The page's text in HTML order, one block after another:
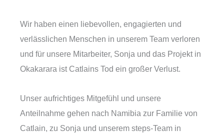
Wir haben einen liebevollen, engagierten und
verlässlichen Menschen in unserem Team verloren
und für unsere Mitarbeiter, Sonja und das Projekt in
Okakarara ist Catlains Tod ein großer Verlust.
Unser aufrichtiges Mitgefühl und unsere
Anteilnahme gehen nach Namibia zur Familie von
Catlain, zu Sonja und unserem steps-Team in